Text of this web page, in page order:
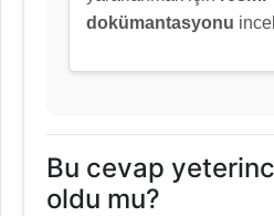
dokümantasyonu
Bu cevap
oldu mu?